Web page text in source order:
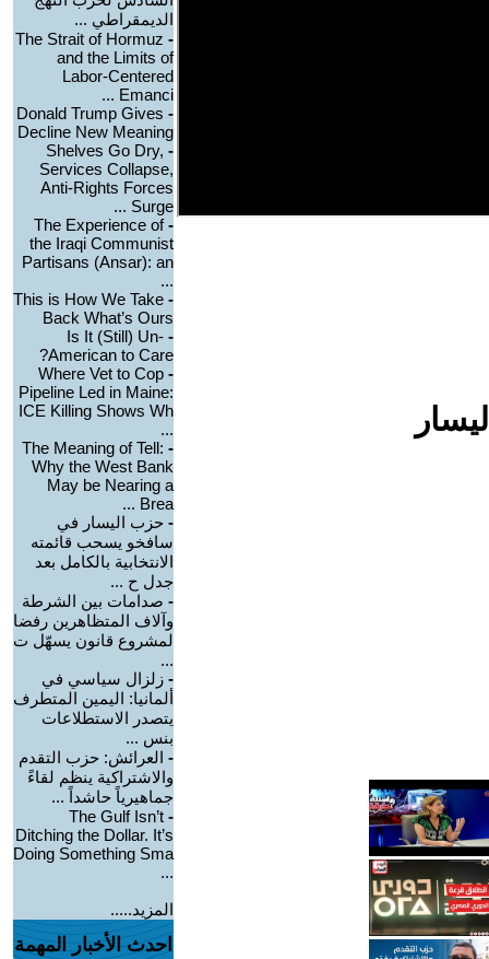
الديمقراطي ...
-
The Strait of Hormuz
and the Limits of
Labor-Centered
Emanci ...
-
Donald Trump Gives
Decline New Meaning
-
Shelves Go Dry,
Services Collapse,
Anti-Rights Forces
Surge ...
-
The Experience of
the Iraqi Communist
Partisans (Ansar): an
...
-
This is How We Take
Back What’s Ours
-
Is It (Still) Un-
American to Care?
-
Where Vet to Cop
Pipeline Led in Maine:
ICE Killing Shows Wh
...
-
The Meaning of Tell:
Why the West Bank
May be Nearing a
Brea ...
- حزب اليسار في
سافخو يسحب قائمته
الانتخابية بالكامل بعد
جدل ح ...
- صدامات بين الشرطة
وآلاف المتظاهرين رفضا
لمشروع قانون يسهّل ت
...
- زلزال سياسي في
ألمانيا: اليمين المتطرف
يتصدر الاستطلاعات
بنس ...
- العرائش: حزب التقدم
والاشتراكية ينظم لقاءً
جماهيرياً حاشداً ...
-
The Gulf Isn’t
Ditching the Dollar. It’s
Doing Something Sma
...
المزيد.....
احدث الأخبار المهمة